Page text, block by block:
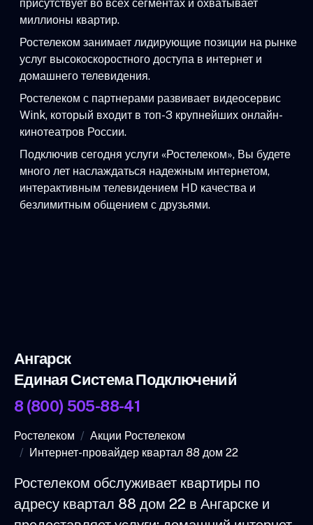
присутствует во всех сегментах и охватывает
миллионы квартир.
Ростелеком занимает лидирующие позиции на рынке
услуг высокоскоростного доступа в интернет и
домашнего телевидения.
Ростелеком с партнерами развивает видеосервис
Wink, который входит в топ-3 крупнейших онлайн-
кинотеатров России.
Подключив сегодня услуги «Ростелеком», Вы будете
много лет наслаждаться надежным интернетом,
интерактивным телевидением HD качества и
безлимитным общением с друзьями.
Ангарск
Единая Система Подключений
8 (800) 505-88-41
Ростелеком
Акции Ростелеком
Интернет-провайдер квартал 88 дом 22
Ростелеком обслуживает квартиры по
адресу квартал 88 дом 22 в Ангарске и